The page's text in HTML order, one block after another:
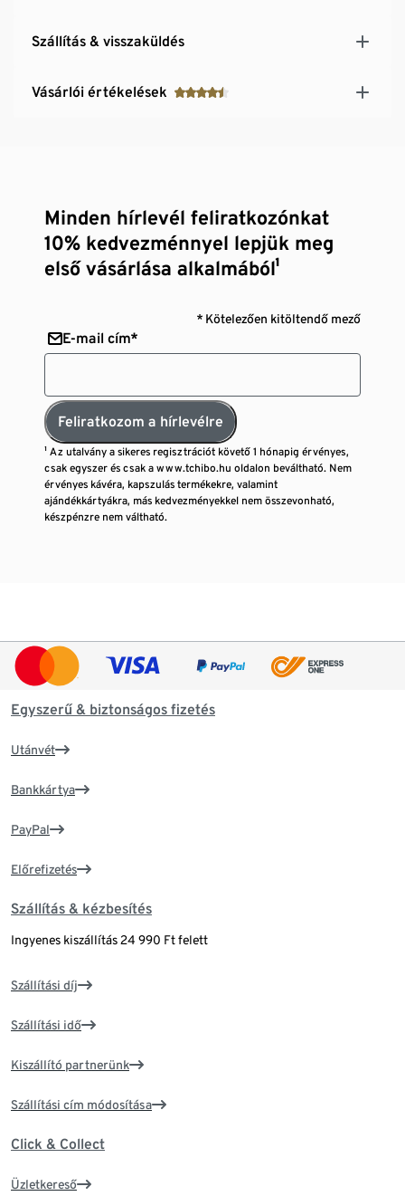
Szállítás & visszaküldés
Vásárlói értékelések
Minden hírlevél feliratkozónkat
10% kedvezménnyel lepjük meg
első vásárlása alkalmából¹
* Kötelezően kitöltendő mező
E-mail cím*
Feliratkozom a hírlevélre
¹ Az utalvány a sikeres regisztrációt követő 1 hónapig érvényes,
csak egyszer és csak a www.tchibo.hu oldalon beváltható. Nem
érvényes kávéra, kapszulás termékekre, valamint
ajándékkártyákra, más kedvezményekkel nem összevonható,
készpénzre nem váltható.
Egyszerű & biztonságos fizetés
Utánvét
Bankkártya
PayPal
Előrefizetés
Szállítás & kézbesítés
Ingyenes kiszállítás 24 990 Ft felett
Szállítási díj
Szállítási idő
Kiszállító partnerünk
Szállítási cím módosítása
Click & Collect
Üzletkereső